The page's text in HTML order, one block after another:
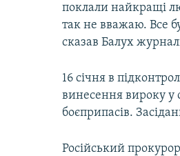
поклали найкращі
так не вважаю. Все
сказав Балух
16 січня в
винесення вироку у
боєприпасів.
Російський